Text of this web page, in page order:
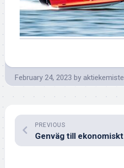
February 24, 2023 by
PREVIOUS
Genväg till